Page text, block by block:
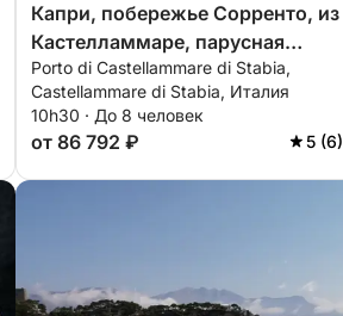
Капри, побережье Сорренто, из
Кастелламмаре, парусная
прогулка на целый день с
великолепными видами.
Porto di Castellammare di Stabia,
Castellammare di Stabia, Италия
10h30 · До 8 человек
от 86 792 ₽ 5 (6)